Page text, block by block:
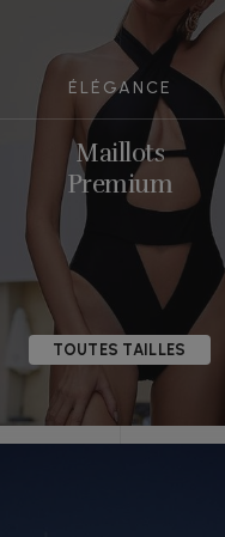
ÉLÉGANCE
Maillots
Premium
TOUTES TAILLES